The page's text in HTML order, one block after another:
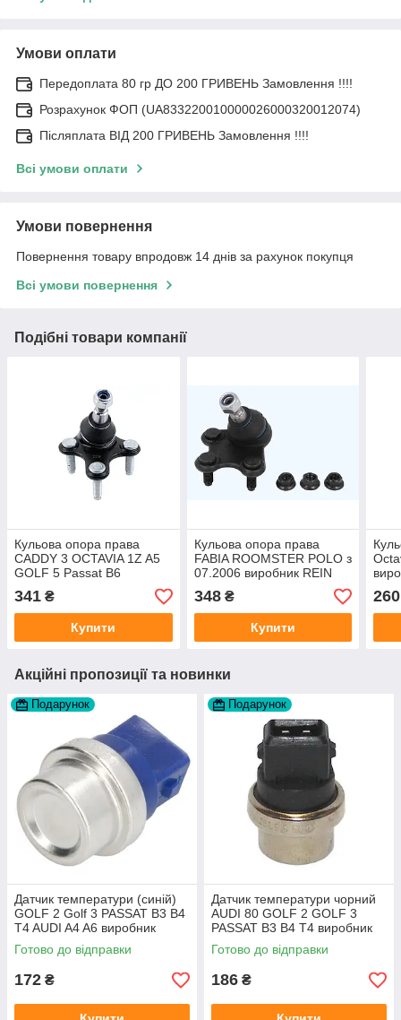
Умови оплати
Передоплата 80 гр ДО 200 ГРИВЕНЬ Замовлення !!!!
Розрахунок ФОП (UA833220010000026000320012074)
Післяплата ВІД 200 ГРИВЕНЬ Замовлення !!!!
Всі умови оплати
Умови повернення
Повернення товару впродовж 14 днів за рахунок покупця
Всі умови повернення
Подібні товари компанії
Кульова опора права
CADDY 3 OCTAVIA 1Z A5
GOLF 5 Passat B6
виробник RAISO
341 ₴
Купити
Кульова опора права
FABIA ROOMSTER POLO з
07.2006 виробник REIN
HOCH
348₴
Купити
260
Акційні пропозиції та новинки
Подарунок
Датчик температури (синій)
GOLF 2 Golf 3 PASSAT B3 B4
T4 AUDI A4 A6 виробник
Topran Німеччина
Готово до відправки
172 ₴
Подарунок
Датчик температури чорний
AUDI 80 GOLF 2 GOLF 3
PASSAT B3 B4 T4 виробник
TOPRAN Німеччина
Готово до відправки
186 ₴